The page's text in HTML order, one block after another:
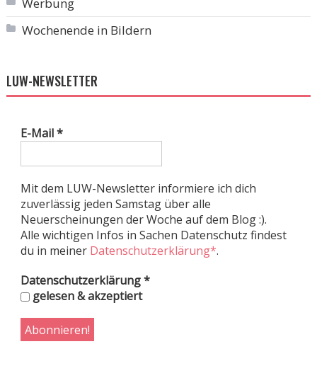
Werbung
Wochenende in Bildern
LUW-NEWSLETTER
E-Mail*
Mit dem LUW-Newsletter informiere ich dich
zuverlässig jeden Samstag über alle
Neuerscheinungen der Woche auf dem Blog :).
Alle wichtigen Infos in Sachen Datenschutz findest
du in meiner Datenschutzerklärung*.
Datenschutzerklärung*
gelesen & akzeptiert